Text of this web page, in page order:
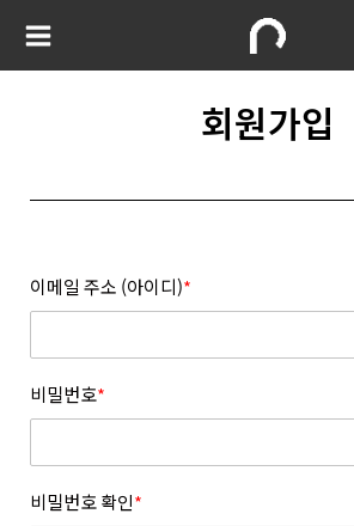
회원가입
이메일 주소 (아이디)*
비밀번호*
비밀번호 확인*